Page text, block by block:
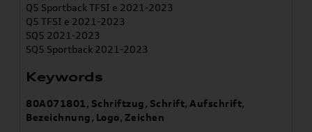
Q5 Sportback TFSI e 2021-2023
Q5 TFSI e 2021-2023
SQ5 2021-2023
SQ5 Sportback 2021-2023
Keywords
80A071801, Schriftzug, Schrift, Aufschrift,
Bezeichnung, Logo, Zeichen